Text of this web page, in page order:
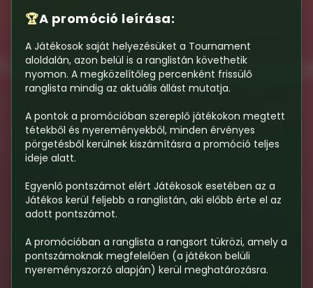
🏆A promóció leírása:
A Játékosok saját helyezésüket a Tournament
aloldalán, azon belül is a ranglistán követhetik
nyomon. A megközelítőleg percenként frissülő
ranglista mindig az aktuális állást mutatja.
A pontok a promócióban szereplő játékokon megtett
tétekből és nyereményekből, minden érvényes
pörgetésből kerülnek kiszámításra a promóció teljes
ideje alatt.
Egyenlő pontszámot elért Játékosok esetében az a
Játékos kerül feljebb a ranglistán, aki előbb érte el az
adott pontszámot.
A promócióban a ranglista a rangsort tükrözi, amely a
pontszámoknak megfelelően (a játékon belüli
nyereményszorzó alapján) kerül meghatározásra.